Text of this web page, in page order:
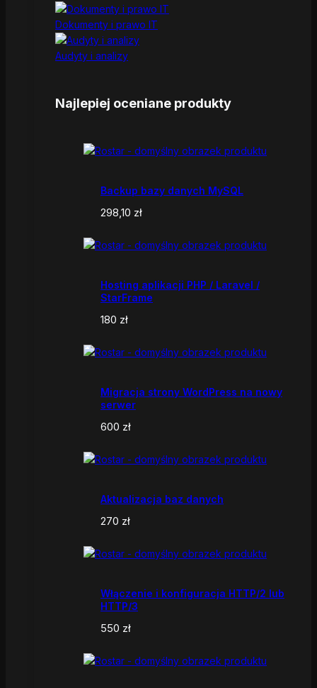
Dokumenty i prawo IT
Audyty i analizy
Najlepiej oceniane produkty
Backup bazy danych MySQL
298,10 zł
Hosting aplikacji PHP / Laravel /
StarFrame
180 zł
Migracja strony WordPress na nowy
serwer
600 zł
Aktualizacja baz danych
270 zł
Włączenie i konfiguracja HTTP/2 lub
HTTP/3
550 zł